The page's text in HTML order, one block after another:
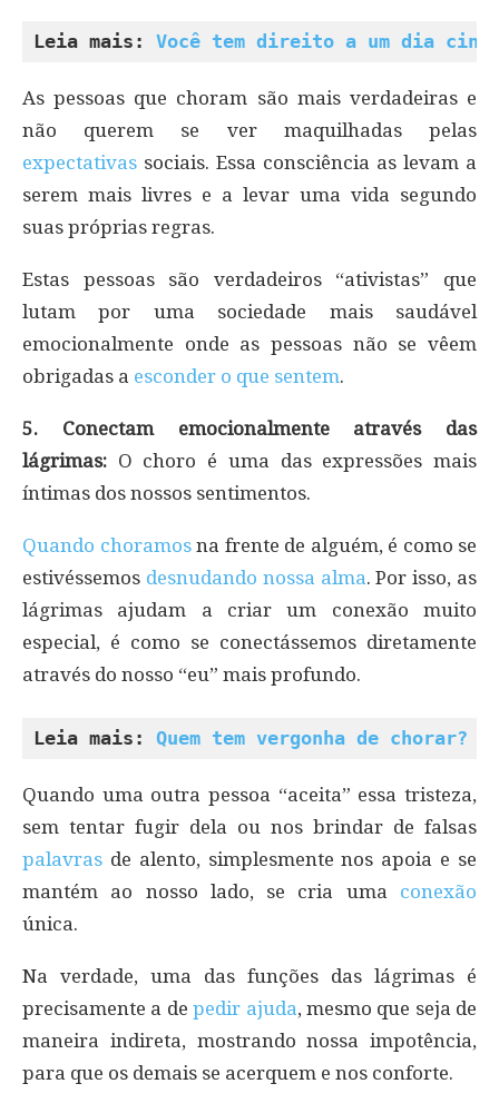
Leia mais: Você tem direito a um dia
As pessoas que choram são mais verdadeiras e
não querem se ver maquilhadas pelas
expectativas sociais. Essa consciência as levam a
serem mais livres e a levar uma vida segundo
suas próprias regras.
Estas pessoas são verdadeiros “ativistas” que
lutam por uma sociedade mais saudável
emocionalmente onde as pessoas não se vêem
obrigadas a esconder o que sentem.
5. Conectam emocionalmente através das
lágrimas: O choro é uma das expressões mais
íntimas dos nossos sentimentos.
Quando choramosna frente de alguém, é como se
estivéssemos desnudando nossa alma. Por isso, as
lágrimas ajudam a criar um conexão muito
especial, é como se conectássemos diretamente
através do nosso “eu” mais profundo.
Leia mais: Quem tem vergonha de chorar?
Quando uma outra pessoa “aceita” essa tristeza,
sem tentar fugir dela ou nos brindar de falsas
palavras de alento, simplesmente nos apoia e se
mantém ao nosso lado, se cria uma conexão
única.
Na verdade, uma das funções das lágrimas é
precisamente a depedir ajuda, mesmo que seja de
maneira indireta, mostrando nossa impotência,
para que os demais se acerquem e nos conforte.